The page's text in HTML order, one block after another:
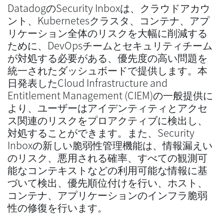
DatadogのSecurity Inboxは、クラウドアカウ
ント、Kubernetesクラスタ、コンテナ、アプ
リケーション全体のリスクを大幅に削減する
ために、DevOpsチームとセキュリティチーム
が対処する必要がある、優先度の高い問題を
統一されたダッシュボードで提供します。本
日発表したCloud Infrastructure and
Entitlement Management (CIEM)の一般提供に
より、ユーザーはアイデンティティとアクセ
ス関連のリスクをプロアクティブに検出し、
対処することができます。また、Security
Inboxの新しい脆弱性管理機能は、情報漏えい
のリスク、悪用される確率、すべての観測可
能なコンテキストなどの利用可能な情報に基
づいて検出、優先順位付けを行い、ホスト、
コンテナ、アプリケーションのインフラ脆弱
性の修復を行います。